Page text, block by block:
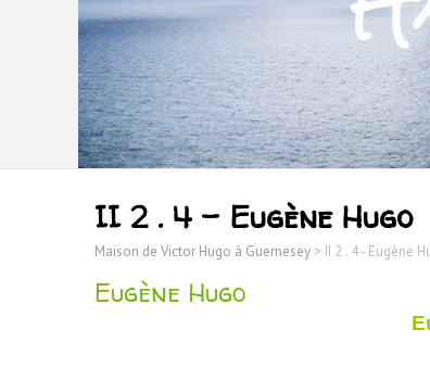
II 2 . 4 – Eugène Hugo
Maison de Victor Hugo à Guernesey > II 2 . 4 - Eugène
Eugène Hugo